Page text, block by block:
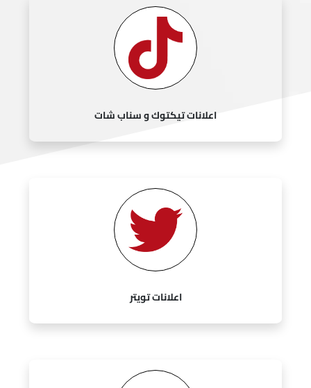
اعلانات تيكتوك و سناب شات
اعلانات تويتر